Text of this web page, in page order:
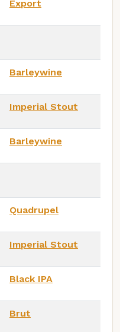
Export
Barleywine
Imperial Stout
Barleywine
Quadrupel
Imperial Stout
Black IPA
Brut